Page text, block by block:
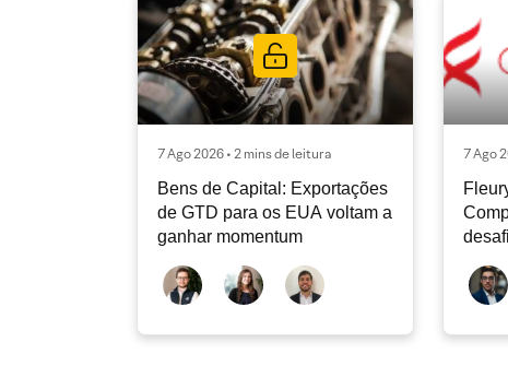
7 Ago 2026 • 2 mins de leitura
Bens de Capital: Exportações
de GTD para os EUA voltam a
ganhar momentum
7 Ago
atuais